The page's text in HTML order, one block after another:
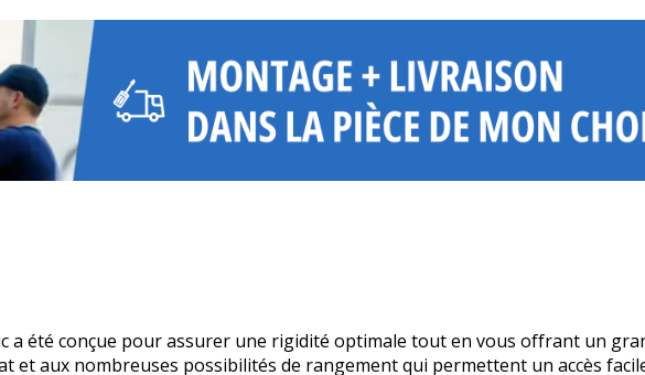
a été conçue pour assurer une rigidité optimale tout en vous offrant un
et aux nombreuses possibilités de rangement qui permettent un accès